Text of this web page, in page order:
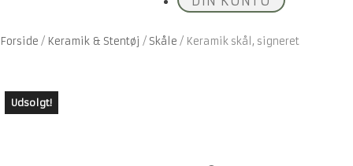
Forside / Keramik & Stentøj / Skåle / Keramik skål, signeret
Udsolgt!